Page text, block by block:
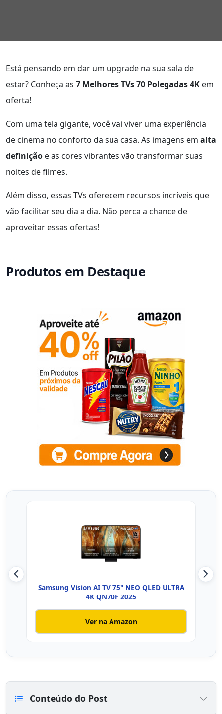
Está pensando em dar um upgrade na sua sala de
estar? Conheça as 7 Melhores TVs 70 Polegadas 4K em
oferta!
Com uma tela gigante, você vai viver uma experiência
de cinema no conforto da sua casa. As imagens em alta
definição e as cores vibrantes vão transformar suas
noites de filmes.
Além disso, essas TVs oferecem recursos incríveis que
vão facilitar seu dia a dia. Não perca a chance de
aproveitar essas ofertas!
Produtos em Destaque
Samsung Vision AI TV 75" NEO QLED ULTRA
4K QN70F 2025
Ver na Amazon
Conteúdo do Post